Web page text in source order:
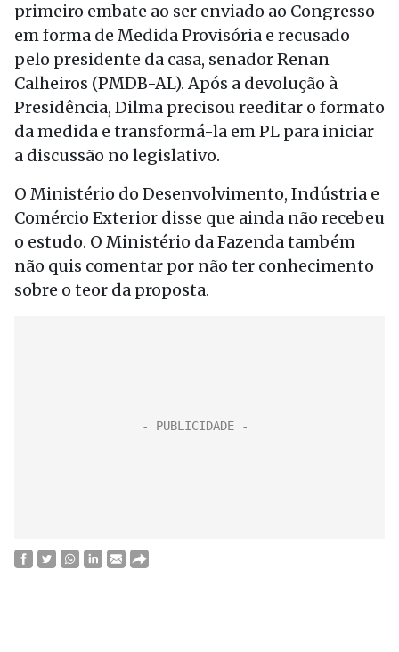
primeiro embate ao ser enviado ao Congresso
em forma de Medida Provisória e recusado
pelo presidente da casa, senador Renan
Calheiros (PMDB-AL). Após a devolução à
Presidência, Dilma precisou reeditar o formato
da medida e transformá-la em PL para iniciar
a discussão no legislativo.
O Ministério do Desenvolvimento, Indústria e
Comércio Exterior disse que ainda não recebeu
o estudo. O Ministério da Fazenda também
não quis comentar por não ter conhecimento
sobre o teor da proposta.